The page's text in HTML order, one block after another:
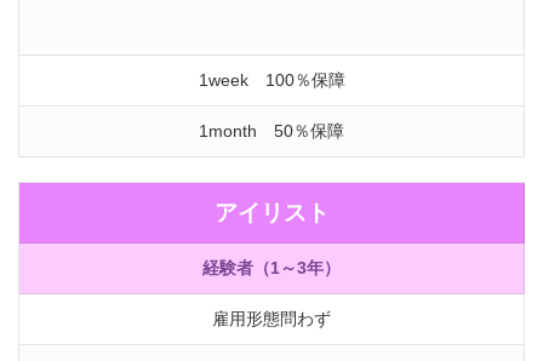
1week 100％保障
1month 50％保障
アイリスト
経験者（1～3年）
雇用形態問わず